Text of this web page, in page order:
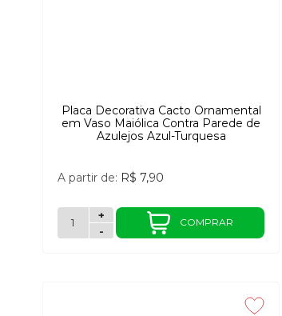
Placa Decorativa Cacto Ornamental
em Vaso Maiólica Contra Parede de
Azulejos Azul-Turquesa
A partir de: R$ 7,90
-
+
COMPRAR